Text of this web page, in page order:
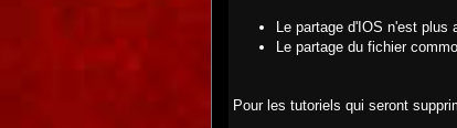
Le partage d'IOS n'est plus
Le partage du fichier
Pour les tutoriels qui seront